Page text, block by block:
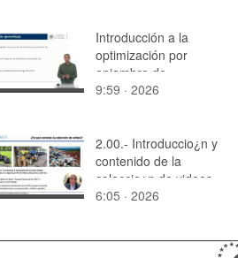
Introducción a la
optimización por
enjambre de
partículas (Particle
9:59 · 2026
2.00.- Introduccio¿n y
contenido de la
coleccio¿n de videos
6:05 · 2026